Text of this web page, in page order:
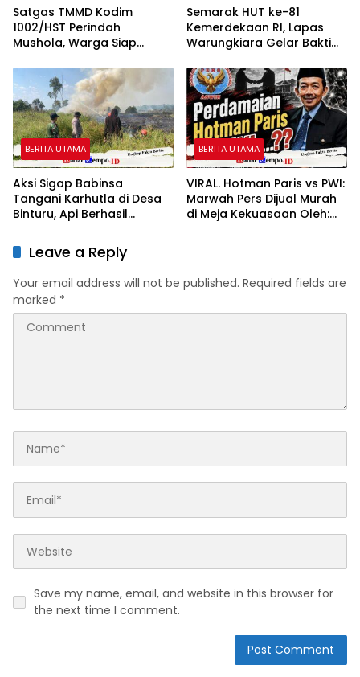
Satgas TMMD Kodim
1002/HST Perindah
Mushola, Warga Siap
Lebih Nyaman
Semarak HUT ke-81
Kemerdekaan RI, Lapas
Warungkiara Gelar Bakti
Kesehatan Gratis bagi
Masyarakat
BERITA UTAMA
Aksi Sigap Babinsa
Tangani Karhutla di Desa
Binturu, Api Berhasil
BERITA UTAMA
VIRAL. Hotman Paris vs PWI:
Marwah Pers Dijual Murah
di Meja Kekuasaan Oleh:
Leave a Reply
Your email address will not be published. Required fields are
marked *
Save my name, email, and website in this browser for
the next time I comment.